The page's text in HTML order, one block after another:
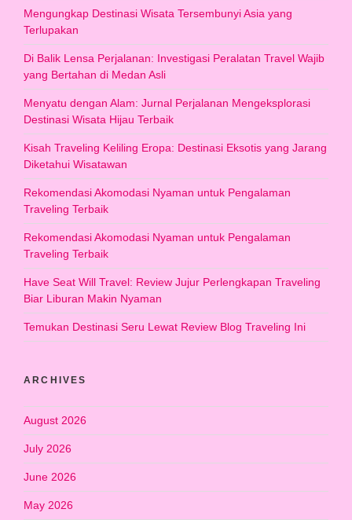
Mengungkap Destinasi Wisata Tersembunyi Asia yang
Terlupakan
Di Balik Lensa Perjalanan: Investigasi Peralatan Travel Wajib
yang Bertahan di Medan Asli
Menyatu dengan Alam: Jurnal Perjalanan Mengeksplorasi
Destinasi Wisata Hijau Terbaik
Kisah Traveling Keliling Eropa: Destinasi Eksotis yang Jarang
Diketahui Wisatawan
Rekomendasi Akomodasi Nyaman untuk Pengalaman
Traveling Terbaik
Rekomendasi Akomodasi Nyaman untuk Pengalaman
Traveling Terbaik
Have Seat Will Travel: Review Jujur Perlengkapan Traveling
Biar Liburan Makin Nyaman
Temukan Destinasi Seru Lewat Review Blog Traveling Ini
ARCHIVES
August 2026
July 2026
June 2026
May 2026